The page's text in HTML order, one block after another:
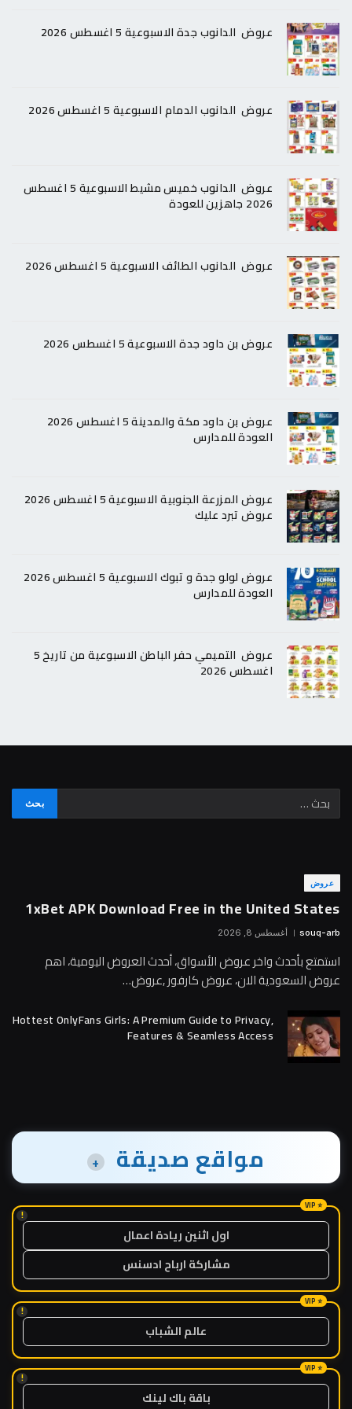
عروض الدانوب جدة الاسبوعية 5 اغسطس 2026
عروض الدانوب الدمام الاسبوعية 5 اغسطس 2026
عروض الدانوب خميس مشيط الاسبوعية 5 اغسطس
2026 جاهزين للعودة
عروض الدانوب الطائف الاسبوعية 5 اغسطس 2026
عروض بن داود جدة الاسبوعية 5 اغسطس 2026
عروض بن داود مكة والمدينة 5 اغسطس 2026
العودة للمدارس
عروض المزرعة الجنوبية الاسبوعية 5 اغسطس 2026
عروض تبرد عليك
عروض لولو جدة و تبوك الاسبوعية 5 اغسطس 2026
العودة للمدارس
عروض التميمي حفر الباطن الاسبوعية من تاريخ 5
اغسطس 2026
عروض
1xBet APK Download Free in the United States
souq-arb أغسطس 8, 2026
استمتع بأحدث واخر عروض الأسواق، أحدث العروض اليومية، اهم
عروض السعودية الان، عروض كارفور ,عروض…
Hottest OnlyFans Girls: A Premium Guide to Privacy,
Features & Seamless Access
مواقع صديقة +
!
اول اثنين ريادة اعمال
مشاركة ارباح ادسنس
!
عالم الشباب
!
باقة باك لينك